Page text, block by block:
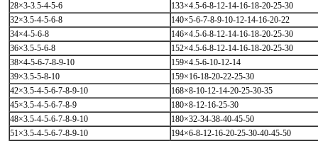
28×3-3.5-4-5-6
133×4.5-6-8-12-14-16-18-20-25-30
32×3.5-4-5-6-8
140×5-6-7-8-9-10-12-14-16-20-22
34×4-5-6-8
146×4.5-6-8-12-14-16-18-20-25-30
36×3.5-5-6-8
152×4.5-6-8-12-14-16-18-20-25-30
38×4-5-6-7-8-9-10
159×4.5-6-10-12-14
39×3.5-5-8-10
159×16-18-20-22-25-30
42×3.5-4-5-6-7-8-9-10
168×8-10-12-14-20-25-30-35
45×3.5-4-5-6-7-8-9
180×8-12-16-25-30
48×3.5-4-5-6-7-8-9-10
180×32-34-38-40-45-50
51×3.5-4-5-6-7-8-9-10
194×6-8-12-16-20-25-30-40-45-50